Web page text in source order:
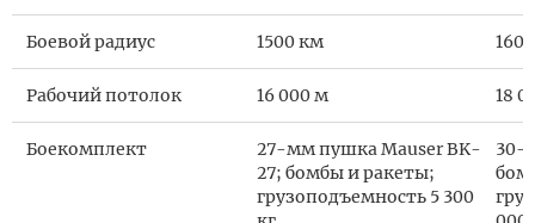
Боевой радиус 1500 км
Рабочий потолок 16 000 м 18
Боекомплект
27-мм пушка Mauser BK-
27; бомбы и ракеты;
грузоподъемность 5 300
30-